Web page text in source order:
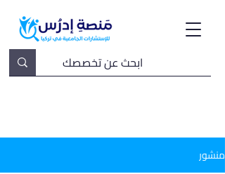
منشور